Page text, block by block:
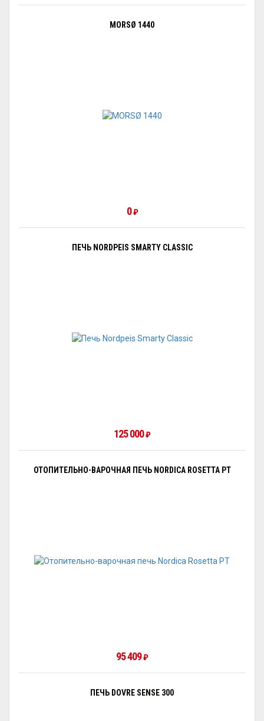
MORSØ 1440
0₽
ПЕЧЬ NORDPEIS SMARTY CLASSIC
125 000₽
ОТОПИТЕЛЬНО-ВАРОЧНАЯ ПЕЧЬ NORDICA ROSETTA PT
95 409₽
ПЕЧЬ DOVRE SENSE 300